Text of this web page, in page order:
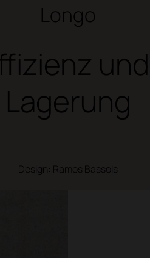
Longo
und
Lagerung
Design: Ramos Bassols